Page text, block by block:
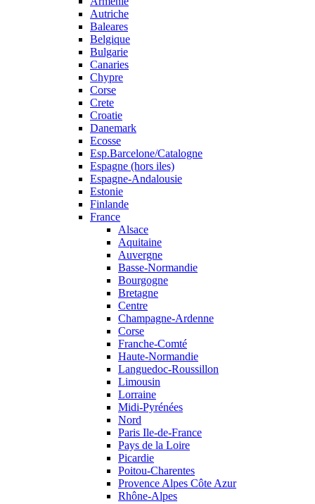
Autriche
Baleares
Belgique
Bulgarie
Canaries
Chypre
Corse
Crete
Croatie
Danemark
Ecosse
Esp.Barcelone/Catalogne
Espagne (hors iles)
Espagne-Andalousie
Estonie
Finlande
France
Alsace
Aquitaine
Auvergne
Basse-Normandie
Bourgogne
Bretagne
Centre
Champagne-Ardenne
Corse
Franche-Comté
Haute-Normandie
Languedoc-Roussillon
Limousin
Lorraine
Midi-Pyrénées
Nord
Paris Ile-de-France
Pays de la Loire
Picardie
Poitou-Charentes
Provence Alpes Côte Azur
Rhône-Alpes